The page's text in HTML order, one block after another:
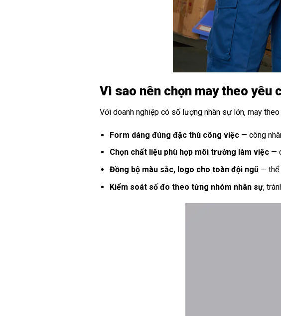
Vì sao nên chọn may theo yêu
Với doanh nghiệp có số lượng nhân sự lớn, may
Form dáng đúng đặc thù công việc — công
Chọn chất liệu phù hợp môi trường làm việc —
Đồng bộ màu sắc, logo cho toàn đội ngũ — thể
Kiểm soát số đo theo từng nhóm nhân sự,